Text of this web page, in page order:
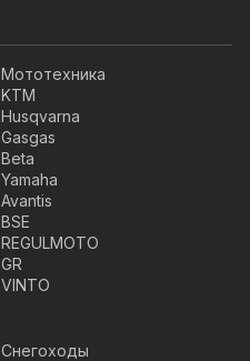
Мототехника
KTM
Husqvarna
Gasgas
Beta
Yamaha
Avantis
BSE
REGULMOTO
GR
VINTO
Снегоходы